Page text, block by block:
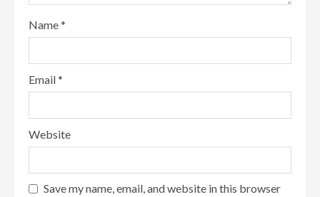
Name*
Email*
Website
Save my name, email, and website in this browser